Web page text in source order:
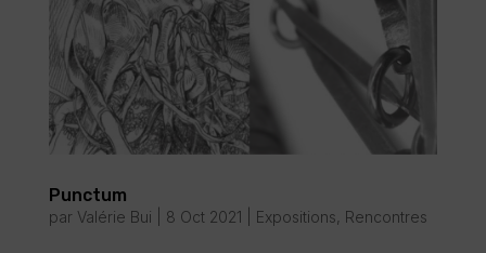
Punctum
par Valérie Bui 8 Oct 2021 Expositions, Rencontres